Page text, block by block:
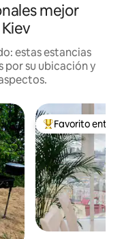
mejor
estas estancias
por su ubicación y
De los mejores
Favorito entre